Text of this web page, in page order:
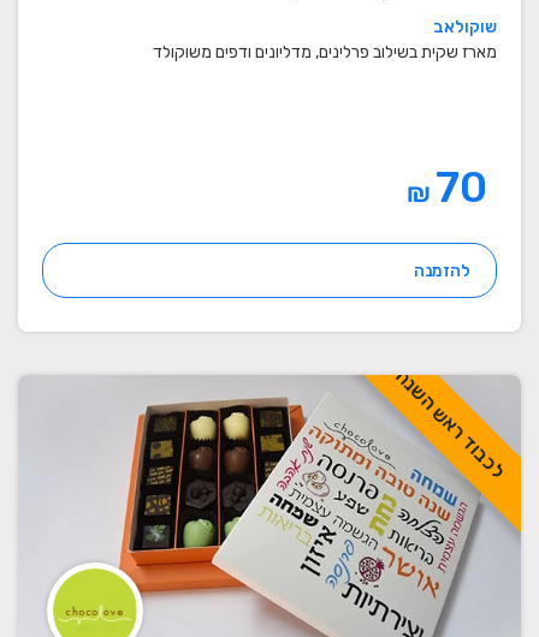
שוקולאב
מארז שקית בשילוב פרלינים, מדליונים ודפים משוקולד
₪
להזמנה
לכבוד ראש השנה